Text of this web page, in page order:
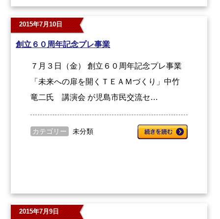
2015年7月10日
創立６０周年記念プレ事業
７月３日（金） 創立６０周年記念プレ事業
「未来への扉を開くＴＥＡＭづくり」中竹
竜二氏 講演会 が児島市民交流セ…
カテゴリー 未分類
2015年7月9日